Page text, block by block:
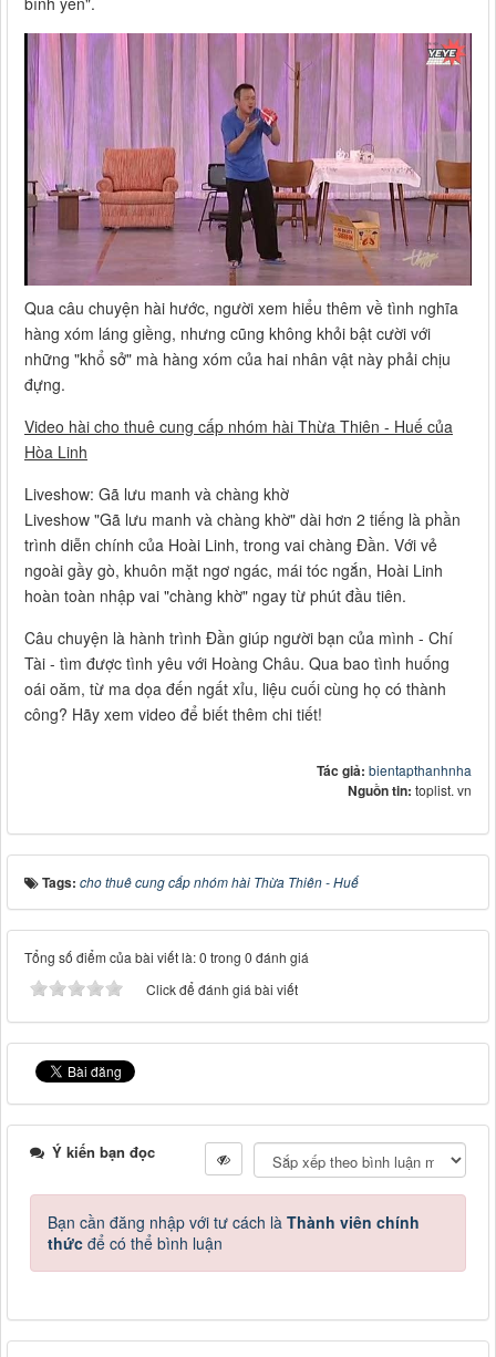
Qua câu chuyện hài hước, người xem hiểu thêm về tình nghĩa
hàng xóm láng giềng, nhưng cũng không khỏi bật cười với
những "khổ sở" mà hàng xóm của hai nhân vật này phải chịu
đựng.
Video hài cho thuê cung cấp nhóm hài Thừa Thiên - Huế của
Hòa Linh
Liveshow: Gã lưu manh và chàng khờ
Liveshow "Gã lưu manh và chàng khờ" dài hơn 2 tiếng là phần
trình diễn chính của Hoài Linh, trong vai chàng Đần. Với vẻ
ngoài gầy gò, khuôn mặt ngơ ngác, mái tóc ngắn, Hoài Linh
hoàn toàn nhập vai "chàng khờ" ngay từ phút đầu tiên.
Câu chuyện là hành trình Đần giúp người bạn của mình - Chí
Tài - tìm được tình yêu với Hoàng Châu. Qua bao tình huống
oái oăm, từ ma dọa đến ngất xỉu, liệu cuối cùng họ có thành
công? Hãy xem video để biết thêm chi tiết!
Tác giả: bientapthanhnha
Nguồn tin: toplist. vn
Tags: cho thuê cung cấp nhóm hài Thừa Thiên - Huế
Tổng số điểm của bài viết là: 0 trong 0 đánh giá
Click để đánh giá bài viết
Ý kiến bạn đọc
Bạn cần đăng nhập với tư cách là Thành viên chính
thức để có thể bình luận